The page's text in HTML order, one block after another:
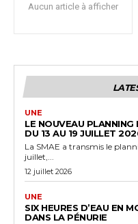
Aucun article à afficher
UNE
LE NOUVEAU PLANNING
DU 13 AU 19 JUILLET
La SMAE a transmis le
juillet,...
12 juillet 2026
UNE
SIX HEURES D’EAU EN
DANS LA PÉNURIE